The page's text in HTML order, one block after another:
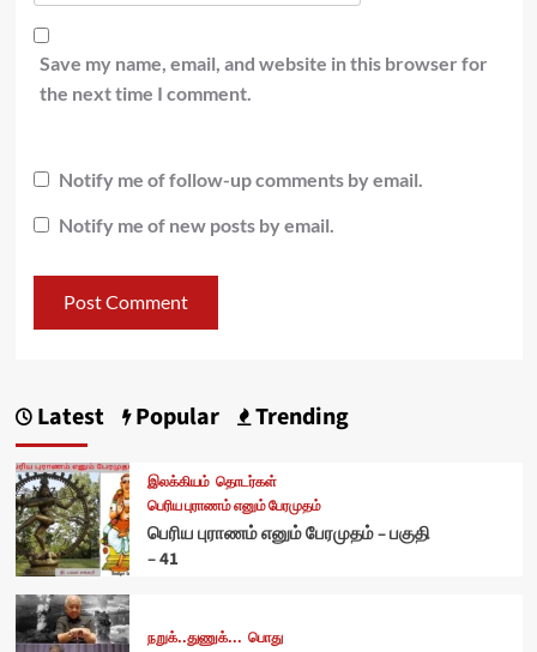
Save my name, email, and website in this browser for
the next time I comment.
Notify me of follow-up comments by email.
Notify me of new posts by email.
Latest Popular Trending
இலக்கியம் தொடர்கள்
பெரிய புராணம் எனும் பேரமுதம்
பெரிய புராணம் எனும் பேரமுதம் – பகுதி
– 41
நறுக்..துணுக்... பொது